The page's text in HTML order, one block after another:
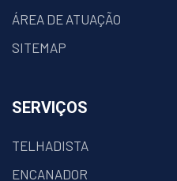
ÁREA DE ATUAÇÃO
SITEMAP
SERVIÇOS
TELHADISTA
ENCANADOR